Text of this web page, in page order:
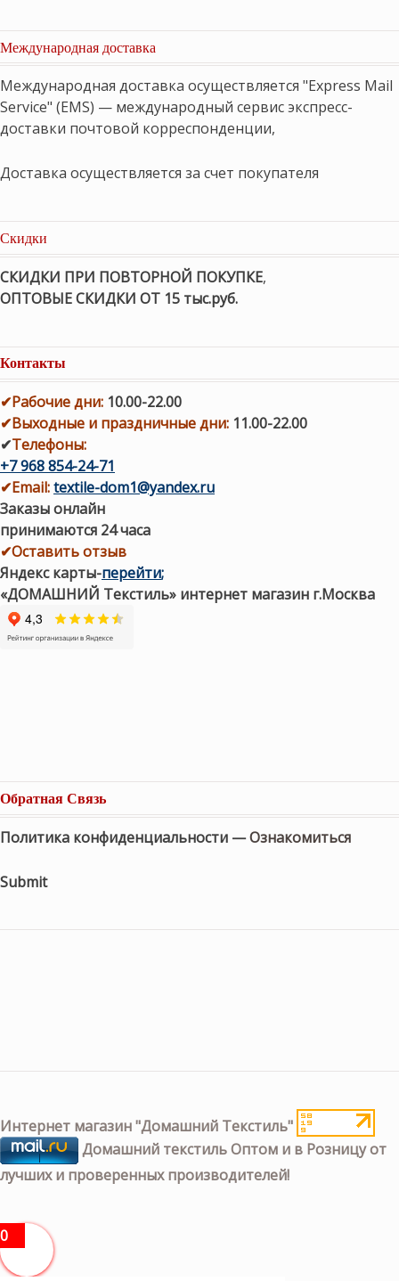
Международная доставка
Международная доставка осуществляется "Express Mail
Service" (EMS) — международный сервис экспресс-
доставки почтовой корреспонденции,
Доставка осуществляется за счет покупателя
Скидки
СКИДКИ ПРИ ПОВТОРНОЙ ПОКУПКЕ,
ОПТОВЫЕ СКИДКИ ОТ 15 тыс.руб.
Контакты
✔Рабочие дни: 10.00-22.00
✔Выходные и праздничные дни: 11.00-22.00
✔Телефоны:
+7 968 854-24-71
✔Email:textile-dom1@yandex.ru
Заказы онлайн
принимаются 24 часа
✔Оставить отзыв
Яндекс карты-перейти;
«ДОМАШНИЙ Текстиль» интернет магазин г.Москва
Обратная Связь
Политика конфиденциальности —Ознакомиться
Submit
Интернет магазин "Домашний Текстиль"
Домашний текстиль Оптом и в Розницу от
лучших и проверенных производителей!
0